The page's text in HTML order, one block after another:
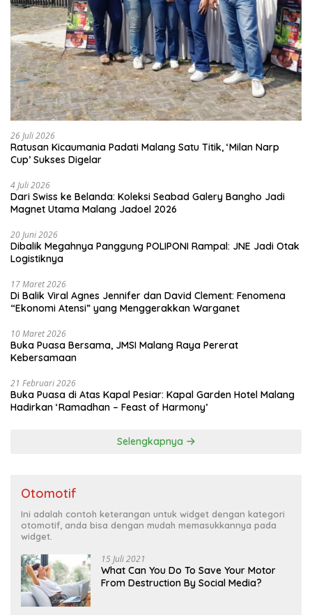
26 Juli 2026
Ratusan Kicaumania Padati Malang Satu Titik, ‘Milan Narp
Cup’ Sukses Digelar
4 Juli 2026
Dari Swiss ke Belanda: Koleksi Seabad Galery Bangho Jadi
Magnet Utama Malang Jadoel 2026
20 Juni 2026
Dibalik Megahnya Panggung POLIPONI Rampal: JNE Jadi Otak
Logistiknya
17 Maret 2026
Di Balik Viral Agnes Jennifer dan David Clement: Fenomena
“Ekonomi Atensi” yang Menggerakkan Warganet
10 Maret 2026
Buka Puasa Bersama, JMSI Malang Raya Pererat
Kebersamaan
21 Februari 2026
Buka Puasa di Atas Kapal Pesiar: Kapal Garden Hotel Malang
Hadirkan ‘Ramadhan – Feast of Harmony’
Selengkapnya
Otomotif
Ini adalah contoh keterangan untuk widget dengan kategori
otomotif, anda bisa dengan mudah memasukkannya pada
widget.
15 Juli 2021
What Can You Do To Save Your Motor
From Destruction By Social Media?